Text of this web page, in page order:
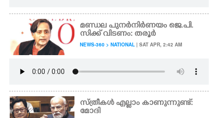
മണ്ഡല പുനർനി‌ർണയം ജെ.പി.
സിക്ക് വിടണം: തരൂർ
NEWS-360 > NATIONAL | SAT APR, 2:42 AM
സ്ത്രീകൾ എല്ലാം കാണുന്നുണ്ട്:
മോദി